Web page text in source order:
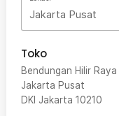
Jakarta Pusat
Toko
Bendungan Hilir
Jakarta Pusat
DKI Jakarta 10210